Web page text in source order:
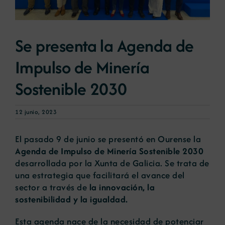
Portal de empleo
Contacto
Se presenta la Agenda de
Impulso de Minería
Sostenible 2030
12 junio, 2023
El pasado 9 de junio se presentó en Ourense la
Agenda de Impulso de Minería Sostenible 2030
desarrollada por la Xunta de Galicia. Se trata de
una estrategia que facilitará el avance del
sector a través de la innovación, la
sostenibilidad y la igualdad.
Esta agenda nace de la necesidad de potenciar